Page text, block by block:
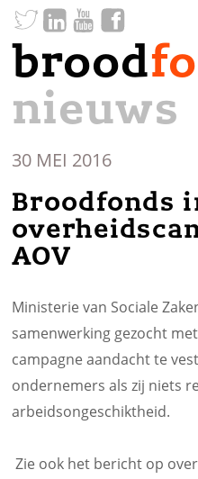
brood
nieuws
30 MEI 2016
Broodfonds
AOV
Ministerie van Sociale
samenwerking gezocht
campagne aandacht te
ondernemers als zij niets
arbeidsongeschiktheid.
Zie ook het bericht op